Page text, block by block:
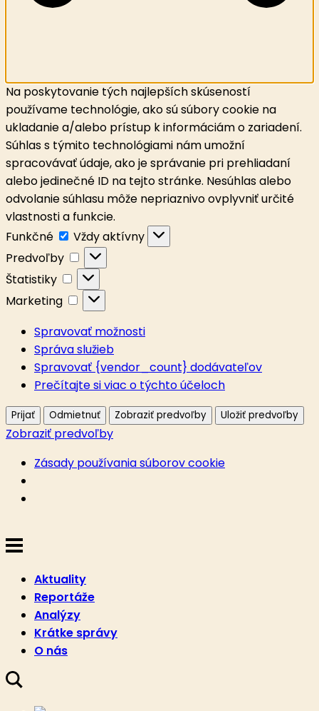
Na poskytovanie tých najlepších skúseností
používame technológie, ako sú súbory cookie na
ukladanie a/alebo prístup k informáciám o zariadení.
Súhlas s týmito technológiami nám umožní
spracovávať údaje, ako je správanie pri prehliadaní
alebo jedinečné ID na tejto stránke. Nesúhlas alebo
odvolanie súhlasu môže nepriaznivo ovplyvniť určité
vlastnosti a funkcie.
Funkčné
Funkčné
Vždy aktívny
Predvoľby
Predvoľby
Štatistiky
Štatistiky
Marketing
Marketing
Spravovať možnosti
Správa služieb
Spravovať {vendor_count} dodávateľov
Prečítajte si viac o týchto účeloch
Prijať Odmietnuť Zobraziť predvoľby Uložiť predvoľby
Zobraziť predvoľby
Zásady používania súborov cookie
Aktuality
Reportáže
Analýzy
Krátke správy
O nás